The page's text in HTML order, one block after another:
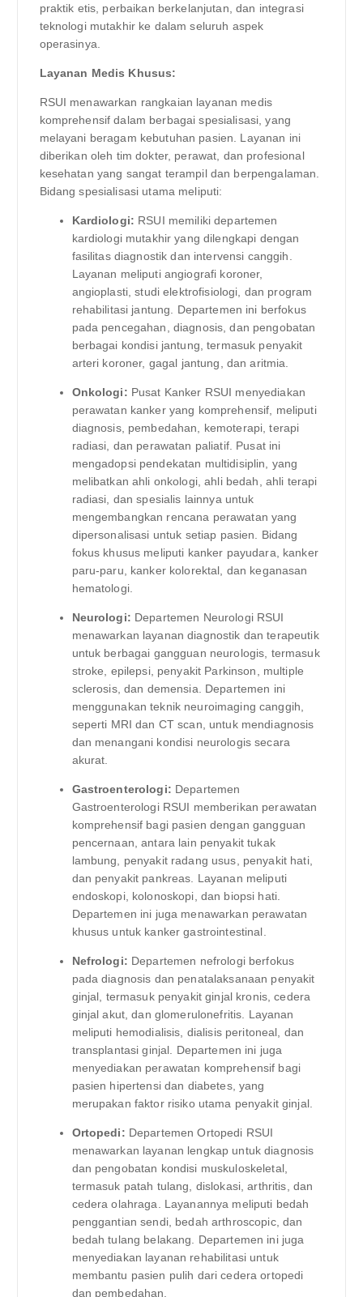
praktik etis, perbaikan berkelanjutan, dan integrasi
teknologi mutakhir ke dalam seluruh aspek
operasinya.
Layanan Medis Khusus:
RSUI menawarkan rangkaian layanan medis
komprehensif dalam berbagai spesialisasi, yang
melayani beragam kebutuhan pasien. Layanan ini
diberikan oleh tim dokter, perawat, dan profesional
kesehatan yang sangat terampil dan berpengalaman.
Bidang spesialisasi utama meliputi:
Kardiologi: RSUI memiliki departemen
kardiologi mutakhir yang dilengkapi dengan
fasilitas diagnostik dan intervensi canggih.
Layanan meliputi angiografi koroner,
angioplasti, studi elektrofisiologi, dan program
rehabilitasi jantung. Departemen ini berfokus
pada pencegahan, diagnosis, dan pengobatan
berbagai kondisi jantung, termasuk penyakit
arteri koroner, gagal jantung, dan aritmia.
Onkologi: Pusat Kanker RSUI menyediakan
perawatan kanker yang komprehensif, meliputi
diagnosis, pembedahan, kemoterapi, terapi
radiasi, dan perawatan paliatif. Pusat ini
mengadopsi pendekatan multidisiplin, yang
melibatkan ahli onkologi, ahli bedah, ahli terapi
radiasi, dan spesialis lainnya untuk
mengembangkan rencana perawatan yang
dipersonalisasi untuk setiap pasien. Bidang
fokus khusus meliputi kanker payudara, kanker
paru-paru, kanker kolorektal, dan keganasan
hematologi.
Neurologi: Departemen Neurologi RSUI
menawarkan layanan diagnostik dan terapeutik
untuk berbagai gangguan neurologis, termasuk
stroke, epilepsi, penyakit Parkinson, multiple
sclerosis, dan demensia. Departemen ini
menggunakan teknik neuroimaging canggih,
seperti MRI dan CT scan, untuk mendiagnosis
dan menangani kondisi neurologis secara
akurat.
Gastroenterologi: Departemen
Gastroenterologi RSUI memberikan perawatan
komprehensif bagi pasien dengan gangguan
pencernaan, antara lain penyakit tukak
lambung, penyakit radang usus, penyakit hati,
dan penyakit pankreas. Layanan meliputi
endoskopi, kolonoskopi, dan biopsi hati.
Departemen ini juga menawarkan perawatan
khusus untuk kanker gastrointestinal.
Nefrologi: Departemen nefrologi berfokus
pada diagnosis dan penatalaksanaan penyakit
ginjal, termasuk penyakit ginjal kronis, cedera
ginjal akut, dan glomerulonefritis. Layanan
meliputi hemodialisis, dialisis peritoneal, dan
transplantasi ginjal. Departemen ini juga
menyediakan perawatan komprehensif bagi
pasien hipertensi dan diabetes, yang
merupakan faktor risiko utama penyakit ginjal.
Ortopedi: Departemen Ortopedi RSUI
menawarkan layanan lengkap untuk diagnosis
dan pengobatan kondisi muskuloskeletal,
termasuk patah tulang, dislokasi, arthritis, dan
cedera olahraga. Layanannya meliputi bedah
penggantian sendi, bedah arthroscopic, dan
bedah tulang belakang. Departemen ini juga
menyediakan layanan rehabilitasi untuk
membantu pasien pulih dari cedera ortopedi
dan pembedahan.